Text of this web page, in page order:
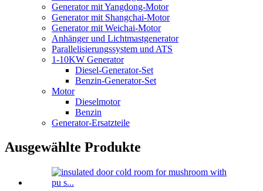
Generator mit Yangdong-Motor
Generator mit Shangchai-Motor
Generator mit Weichai-Motor
Anhänger und Lichtmastgenerator
Parallelisierungssystem und ATS
1-10KW Generator
Diesel-Generator-Set
Benzin-Generator-Set
Motor
Dieselmotor
Benzin
Generator-Ersatzteile
Ausgewählte Produkte